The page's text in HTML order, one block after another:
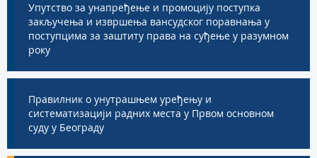
Упутство за унапређење и промоцију поступка
закључења и извршења вансудског поравнања у
поступцима за заштиту права на суђење у разумном
року
Правилник о унутрашњем уређењу и
систематизацији радних места у Првом основном
суду у Београду